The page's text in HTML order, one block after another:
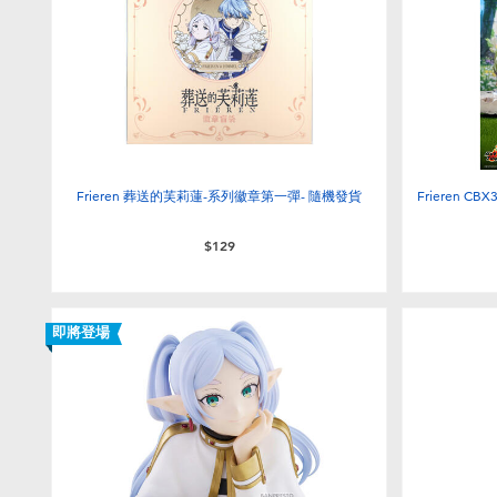
Frieren 葬送的芙莉蓮-系列徽章第一彈- 隨機發貨
$129
Frieren
即將登場